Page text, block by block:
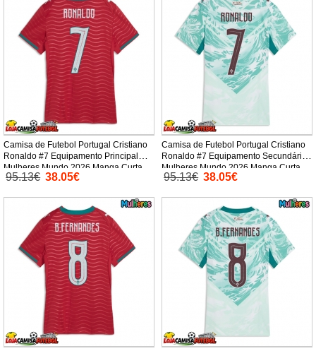
Camisa de Futebol Portugal Cristiano
Ronaldo #7 Equipamento Principal
Mulheres Mundo 2026 Manga Curta
95.13€ 38.05€
Camisa de Futebol Portugal Cristiano
Ronaldo #7 Equipamento Secundário
Mulheres Mundo 2026 Manga Curta
95.13€ 38.05€